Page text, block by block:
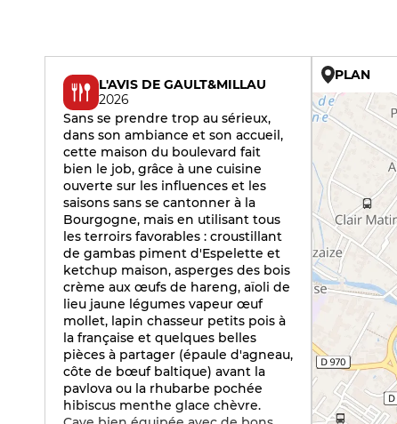
L'AVIS DE GAULT&MILLAU
2026
Sans se prendre trop au sérieux,
dans son ambiance et son accueil,
cette maison du boulevard fait
bien le job, grâce à une cuisine
ouverte sur les influences et les
saisons sans se cantonner à la
Bourgogne, mais en utilisant tous
les terroirs favorables : croustillant
de gambas piment d'Espelette et
ketchup maison, asperges des bois
crème aux œufs de hareng, aïoli de
lieu jaune légumes vapeur œuf
mollet, lapin chasseur petits pois à
la française et quelques belles
pièces à partager (épaule d'agneau,
côte de bœuf baltique) avant la
pavlova ou la rhubarbe pochée
hibiscus menthe glace chèvre.
PLAN